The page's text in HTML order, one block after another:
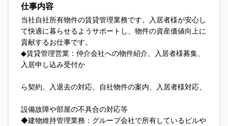
仕事内容
当社自社所有物件の賃貸管理業務です。入居者様が安心し
て快適に暮らせるようサポートし、物件の資産価値向上に
貢献するお仕事です。
◆賃貸管理営業：仲介会社への物件紹介、入居者様募集、
入居申し込み受付か
ら契約、入退去の対応、自社物件の案内、入居者様対応、
設備故障や部屋の不具合の対応等
◆建物維持管理業務：グループ会社で所有しているビルや